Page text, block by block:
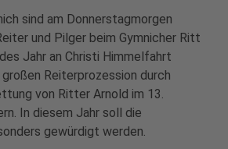
sind am Donnerstagmorgen
und Pilger beim Gymnicher Ritt
Jahr an Christi Himmelfahrt
Reiterprozession durch
von Ritter Arnold im 13.
In diesem Jahr soll die
gewürdigt werden.